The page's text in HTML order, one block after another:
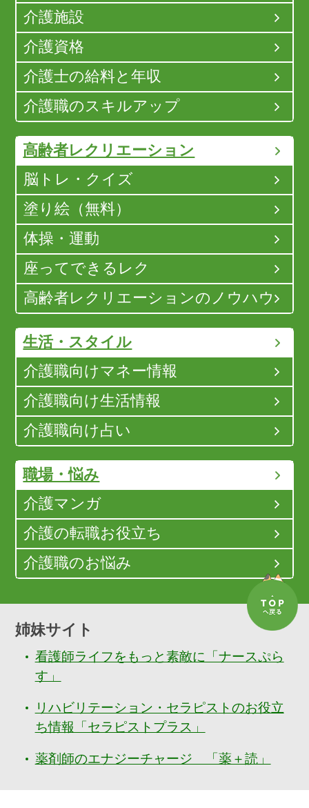
介護施設
介護資格
介護士の給料と年収
介護職のスキルアップ
高齢者レクリエーション
脳トレ・クイズ
塗り絵（無料）
体操・運動
座ってできるレク
高齢者レクリエーションのノウハウ
生活・スタイル
介護職向けマネー情報
介護職向け生活情報
介護職向け占い
職場・悩み
介護マンガ
介護の転職お役立ち
介護職のお悩み
姉妹サイト
看護師ライフをもっと素敵に「ナースぷら
す」
リハビリテーション・セラピストのお役立
ち情報「セラピストプラス」
薬剤師のエナジーチャージ 「薬＋読」